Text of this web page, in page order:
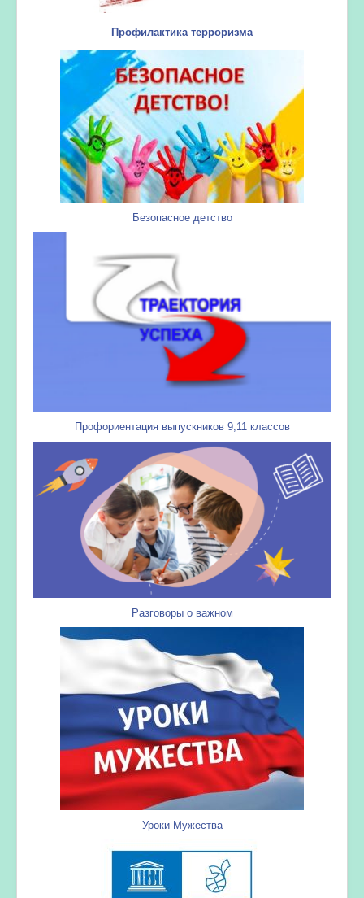
Профилактика терроризма
Безопасное детство
Профориентация выпускников 9,11 классов
Разговоры о важном
Уроки Мужества